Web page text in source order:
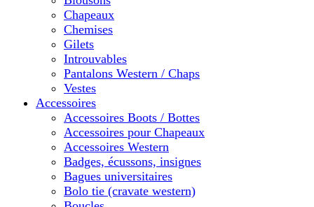
Chapeaux
Chemises
Gilets
Introuvables
Pantalons Western / Chaps
Vestes
Accessoires
Accessoires Boots / Bottes
Accessoires pour Chapeaux
Accessoires Western
Badges, écussons, insignes
Bagues universitaires
Bolo tie (cravate western)